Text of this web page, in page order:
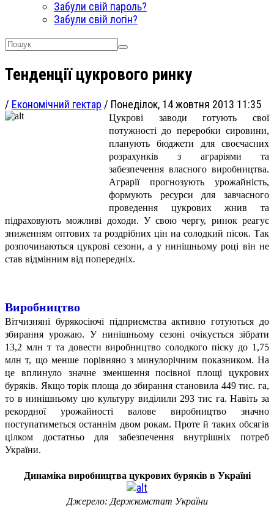
Забули свій пароль?
Забули свій логін?
Тенденції цукрового ринку
/ Економічний гектар / Понеділок, 14 жовтня 2013 11:35
Цукрові заводи готують свої
потужності до переробки сировини,
планують бюджети для своєчасних
розрахунків з аграріями та
забезпечення власного виробництва.
Аграрії прогнозують урожайність,
формують ресурси для завчасного
проведення цукрових жнив та
підраховують можливі доходи. У свою чергу, ринок реагує
зниженням оптових та роздрібних цін на солодкий пісок. Так
розпочинаються цукрові сезони, а у нинішньому році він не
став відмінним від попередніх.
Виробництво
Вітчизняні бурякосіючі підприємства активно готуються до
збирання урожаю. У нинішньому сезоні очікується зібрати
13,2 млн т та довести виробництво солодкого піску до 1,75
млн т, що менше порівняно з минулорічним показником. На
це вплинуло значне зменшення посівної площі цукрових
буряків. Якщо торік площа до збирання становила 449 тис. га,
то в нинішньому цю культуру виділили 293 тис га. Навіть за
рекордної урожайності валове виробництво значно
поступатиметься останнім двом рокам. Проте й таких обсягів
цілком достатньо для забезпечення внутрішніх потреб
України.
Динаміка виробництва цукрових буряків в Україні
Джерело: Держкомстат України